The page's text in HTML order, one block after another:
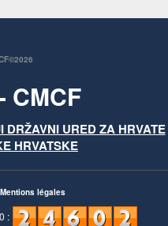
CMCF
URED ZA HRVATE
HRVATSKE
Mentions légales
: